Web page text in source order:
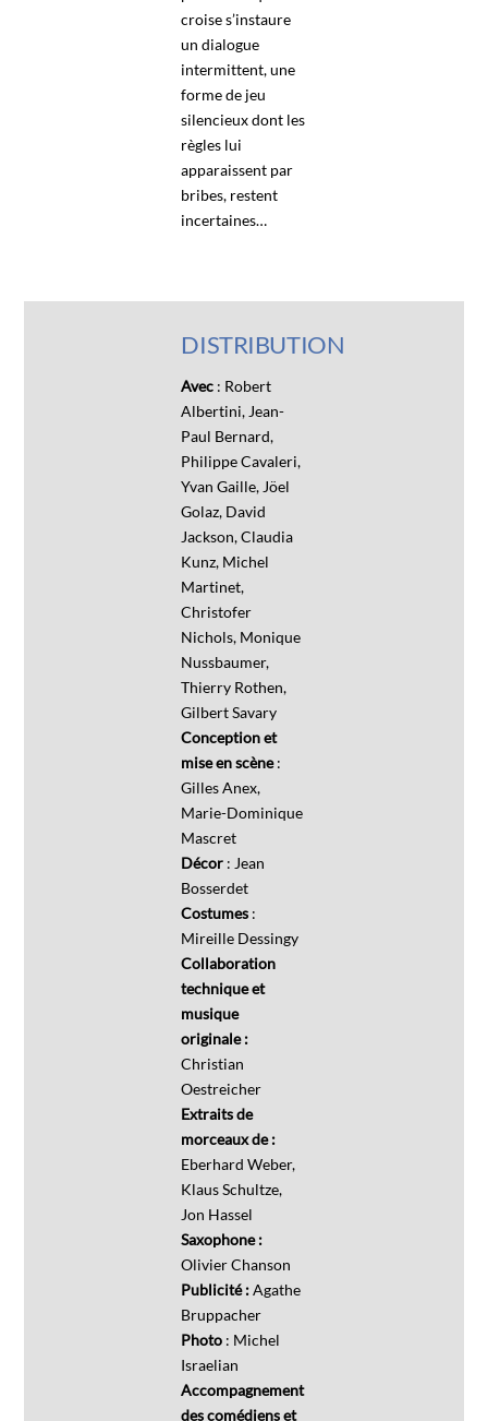
croise s’instaure
un dialogue
intermittent, une
forme de jeu
silencieux dont les
règles lui
apparaissent par
bribes, restent
incertaines…
DISTRIBUTION
Avec : Robert
Albertini, Jean-
Paul Bernard,
Philippe Cavaleri,
Yvan Gaille, Jöel
Golaz, David
Jackson, Claudia
Kunz, Michel
Martinet,
Christofer
Nichols, Monique
Nussbaumer,
Thierry Rothen,
Gilbert Savary
Conception et
mise en scène:
Gilles Anex,
Marie-Dominique
Mascret
Décor : Jean
Bosserdet
Costumes :
Mireille Dessingy
Collaboration
technique et
musique
originale :
Christian
Oestreicher
Extraits de
morceaux de :
Eberhard Weber,
Klaus Schultze,
Jon Hassel
Saxophone :
Olivier Chanson
Publicité :Agathe
Bruppacher
Photo : Michel
Israelian
Accompagnement
des comédiens et